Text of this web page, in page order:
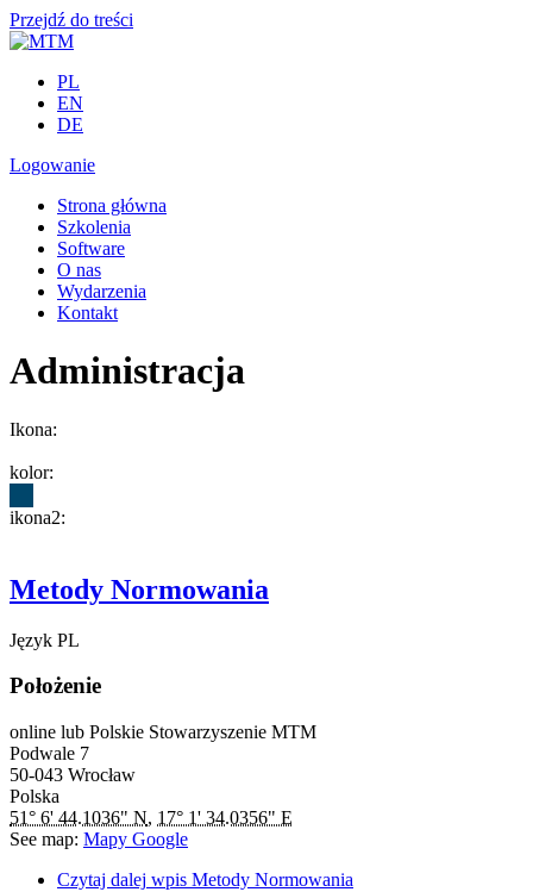
Przejdź do treści
PL
EN
DE
Logowanie
Strona główna
Szkolenia
Software
O nas
Wydarzenia
Kontakt
Administracja
Ikona:
kolor:
ikona2:
Metody Normowania
Język PL
Położenie
online lub Polskie Stowarzyszenie MTM
Podwale 7
50-043 Wrocław
Polska
51° 6' 44.1036" N, 17° 1' 34.0356" E
See map: Mapy Google
Czytaj dalej wpis Metody Normowania